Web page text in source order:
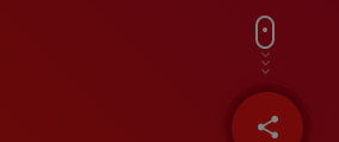
share
email